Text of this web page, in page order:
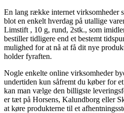
En lang række internet virksomheder
blot en enkelt hverdag på utallige
Limstift , 10 g, rund, 2stk., som
bestiller tidligere end et bestemt
mulighed for at nå at få dit nye
holder fyraften.
Nogle enkelte online virksomheder
undertiden kun såfremt du køber for
kan man vælge den billigste
er tæt på Horsens, Kalundborg eller
at køre produkterne til et